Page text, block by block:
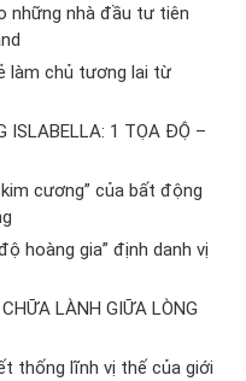
những nhà đầu tư tiên
làm chủ tương lai từ
ISLABELLA: 1 TỌA ĐỘ –
cương” của bất động
hoàng gia” định danh vị
LÀNH GIỮA LÒNG
thống lĩnh vị thế của giới